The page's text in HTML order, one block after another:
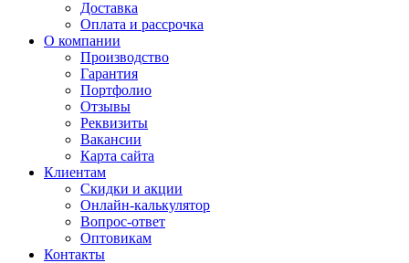
Доставка
Оплата и рассрочка
О компании
Производство
Гарантия
Портфолио
Отзывы
Реквизиты
Вакансии
Карта сайта
Клиентам
Скидки и акции
Онлайн-калькулятор
Вопрос-ответ
Оптовикам
Контакты